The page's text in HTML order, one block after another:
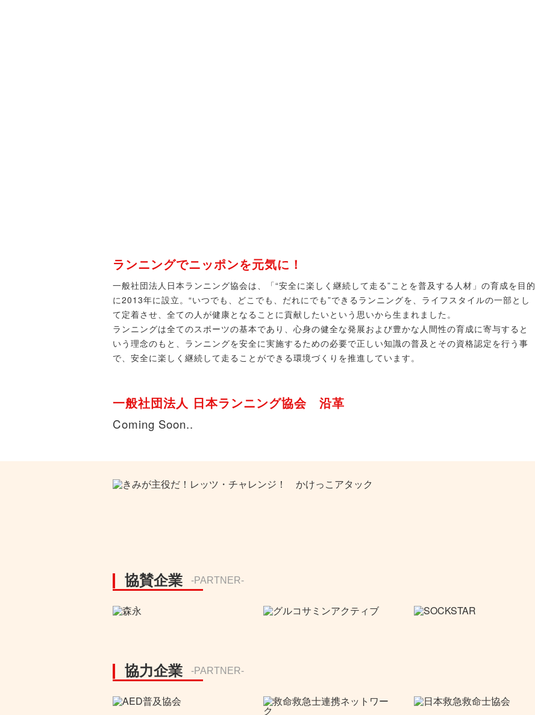
ランニングでニッポンを元気に！
一般社団法人日本ランニング協会は、「“安全に楽しく継続して走る”ことを普及する人材」の育成を目的
に2013年に設立。“いつでも、どこでも、だれにでも”できるランニングを、ライフスタイルの一部とし
て定着させ、全ての人が健康となることに貢献したいという思いから生まれました。
ランニングは全てのスポーツの基本であり、心身の健全な発展および豊かな人間性の育成に寄与すると
いう理念のもと、ランニングを安全に実施するための必要で正しい知識の普及とその資格認定を行う事
で、安全に楽しく継続して走ることができる環境づくりを推進しています。
一般社団法人 日本ランニング協会 沿革
Coming Soon..
協賛企業 -PARTNER-
協力企業 -PARTNER-